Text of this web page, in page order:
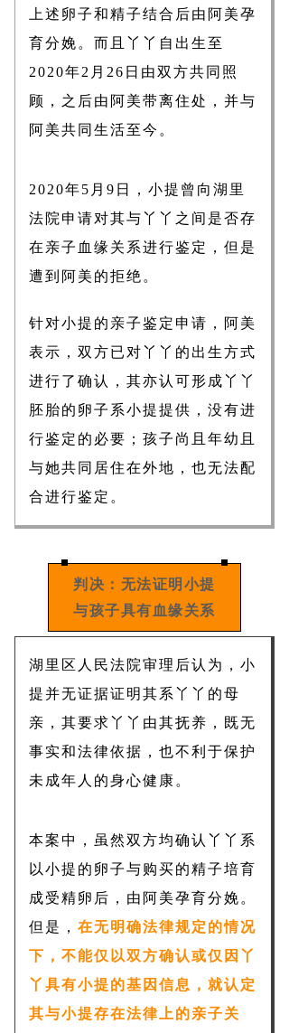
上述卵子和精子结合后由阿美孕
育分娩。而且丫丫自出生至
2020年2月26日由双方共同照
顾，之后由阿美带离住处，并与
阿美共同生活至今。
2020年5月9日，小提曾向湖里
法院申请对其与丫丫之间是否存
在亲子血缘关系进行鉴定，但是
遭到阿美的拒绝。
针对小提的亲子鉴定申请，阿美
表示，双方已对丫丫的出生方式
进行了确认，其亦认可形成丫丫
胚胎的卵子系小提提供，没有进
行鉴定的必要；孩子尚且年幼且
与她共同居住在外地，也无法配
合进行鉴定。
判决：无法证明小提
与孩子具有血缘关系
湖里区人民法院审理后认为，小
提并无证据证明其系丫丫的母
亲，其要求丫丫由其抚养，既无
事实和法律依据，也不利于保护
未成年人的身心健康。
本案中，虽然双方均确认丫丫系
以小提的卵子与购买的精子培育
成受精卵后，由阿美孕育分娩。
但是， 在无明确法律规定的情况
下，不能仅以双方确认或仅因丫
丫具有小提的基因信息，就认定
其与小提存在法律上的亲子关